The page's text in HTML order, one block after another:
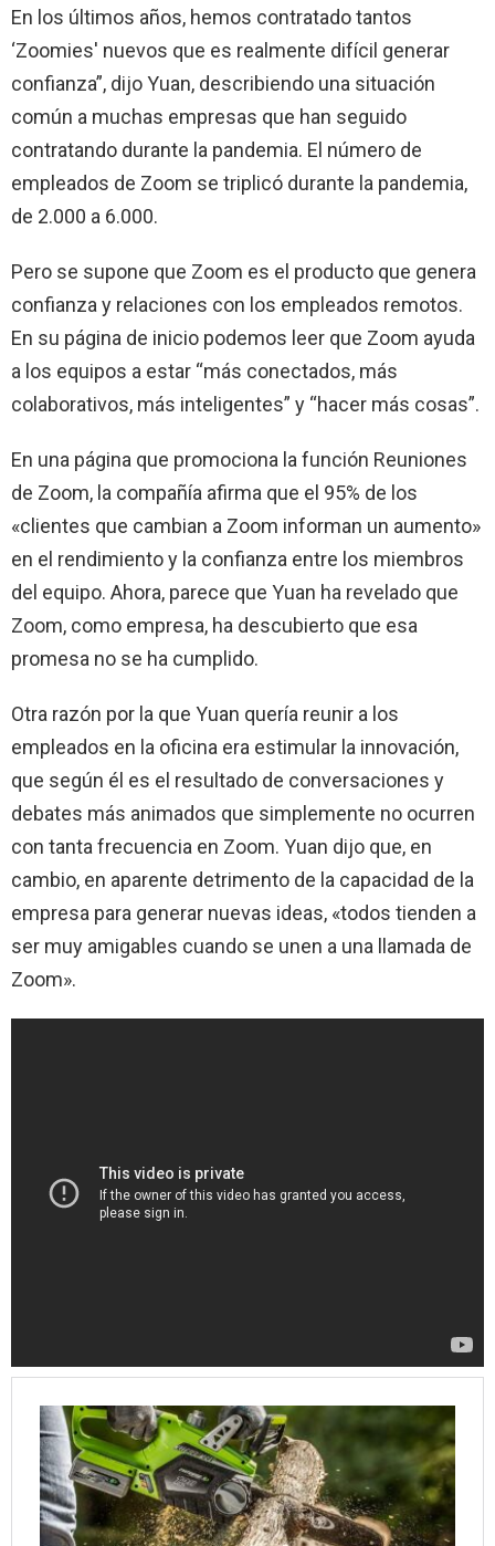
En los últimos años, hemos contratado tantos
‘Zoomies' nuevos que es realmente difícil generar
confianza”, dijo Yuan, describiendo una situación
común a muchas empresas que han seguido
contratando durante la pandemia. El número de
empleados de Zoom se triplicó durante la pandemia,
de 2.000 a 6.000.
Pero se supone que Zoom es el producto que genera
confianza y relaciones con los empleados remotos.
En su página de inicio podemos leer que Zoom ayuda
a los equipos a estar “más conectados, más
colaborativos, más inteligentes” y “hacer más cosas”.
En una página que promociona la función Reuniones
de Zoom, la compañía afirma que el 95% de los
«clientes que cambian a Zoom informan un aumento»
en el rendimiento y la confianza entre los miembros
del equipo. Ahora, parece que Yuan ha revelado que
Zoom, como empresa, ha descubierto que esa
promesa no se ha cumplido.
Otra razón por la que Yuan quería reunir a los
empleados en la oficina era estimular la innovación,
que según él es el resultado de conversaciones y
debates más animados que simplemente no ocurren
con tanta frecuencia en Zoom. Yuan dijo que, en
cambio, en aparente detrimento de la capacidad de la
empresa para generar nuevas ideas, «todos tienden a
ser muy amigables cuando se unen a una llamada de
Zoom».